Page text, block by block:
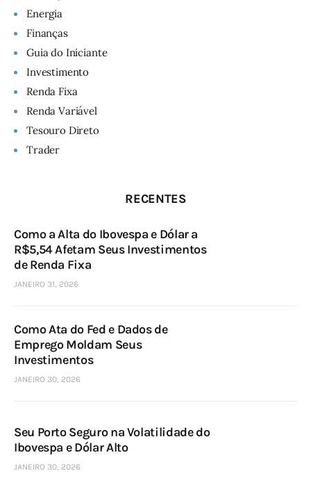
Energia
Finanças
Guia do Iniciante
Investimento
Renda Fixa
Renda Variável
Tesouro Direto
Trader
RECENTES
Como a Alta do Ibovespa e Dólar a
R$5,54 Afetam Seus Investimentos
de Renda Fixa
JANEIRO 31, 2026
Como Ata do Fed e Dados de
Emprego Moldam Seus
Investimentos
JANEIRO 30, 2026
Seu Porto Seguro na Volatilidade do
Ibovespa e Dólar Alto
JANEIRO 30, 2026